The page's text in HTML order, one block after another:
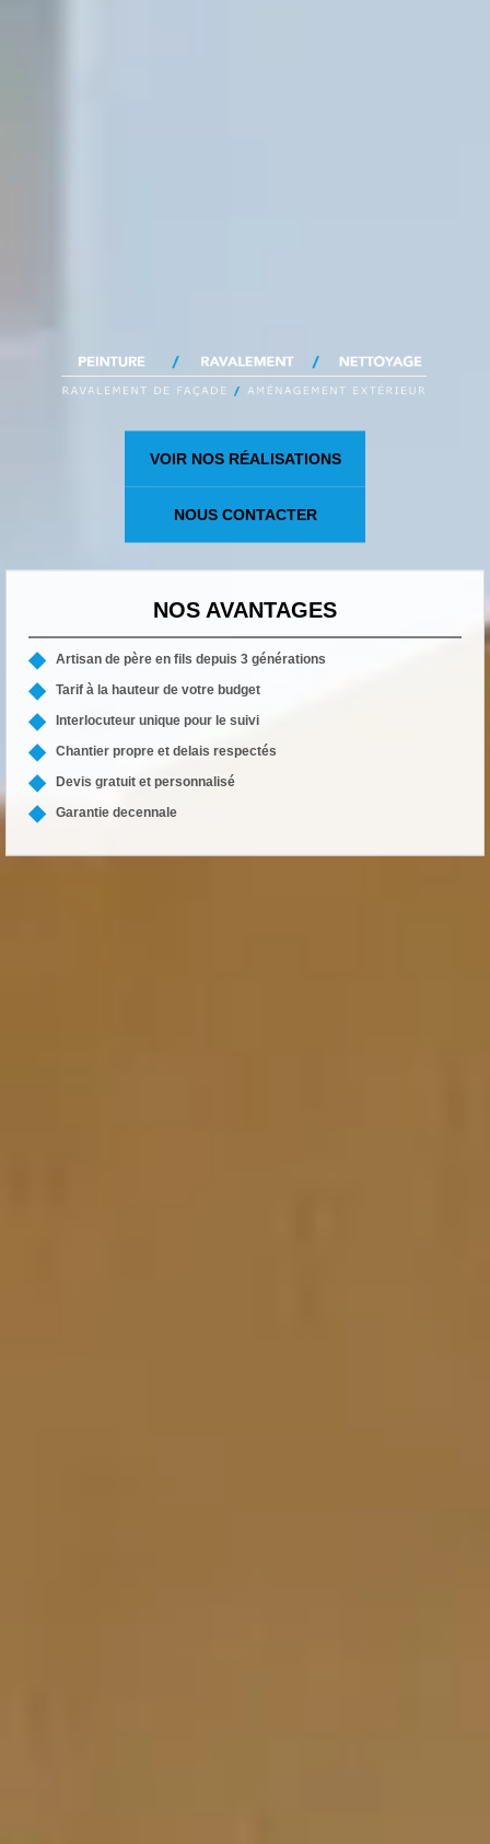
VOIR NOS RÉALISATIONS
NOUS CONTACTER
NOS AVANTAGES
Artisan de père en fils depuis 3 générations
Tarif à la hauteur de votre budget
Interlocuteur unique pour le suivi
Chantier propre et delais respectés
Devis gratuit et personnalisé
Garantie decennale